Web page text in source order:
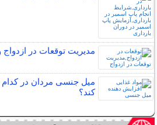
مدیریت توقعات در ازدواج
میل جنسی مردان در
کند؟